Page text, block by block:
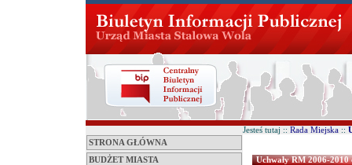
STRONA GŁÓWNA
BUDŻET MIASTA
Jesteś tutaj :: Rada Miejska ::
Uchwały RM 2006-2010